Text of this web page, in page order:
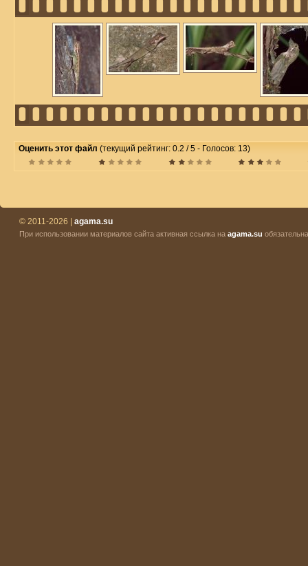
Оценить этот файл (текущий рейтинг: 0.2 / 5 - Голосов: 13)
© 2011-2026 | agama.su
При использовании материалов сайта активная ссылка на agama.su